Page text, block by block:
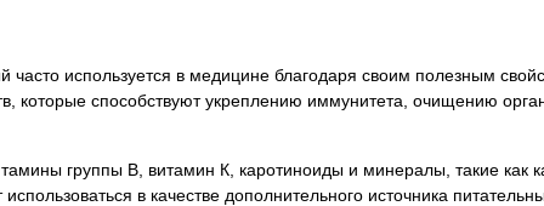
используется в медицине благодаря своим полезным
которые способствуют укреплению иммунитета, очищению
группы B, витамин К, каротиноиды и минералы, такие как
в качестве дополнительного источника